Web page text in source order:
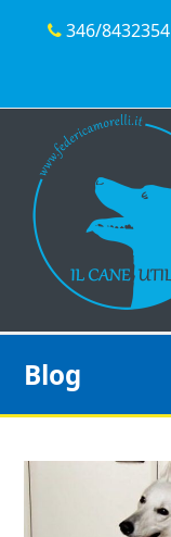
346/8432354
Blog